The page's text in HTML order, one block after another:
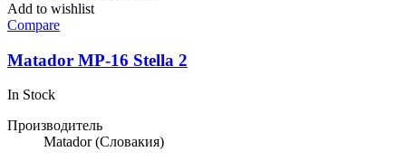
Add to wishlist
Compare
Matador MP-16 Stella 2
In Stock
Производитель
Matador(Словакия)